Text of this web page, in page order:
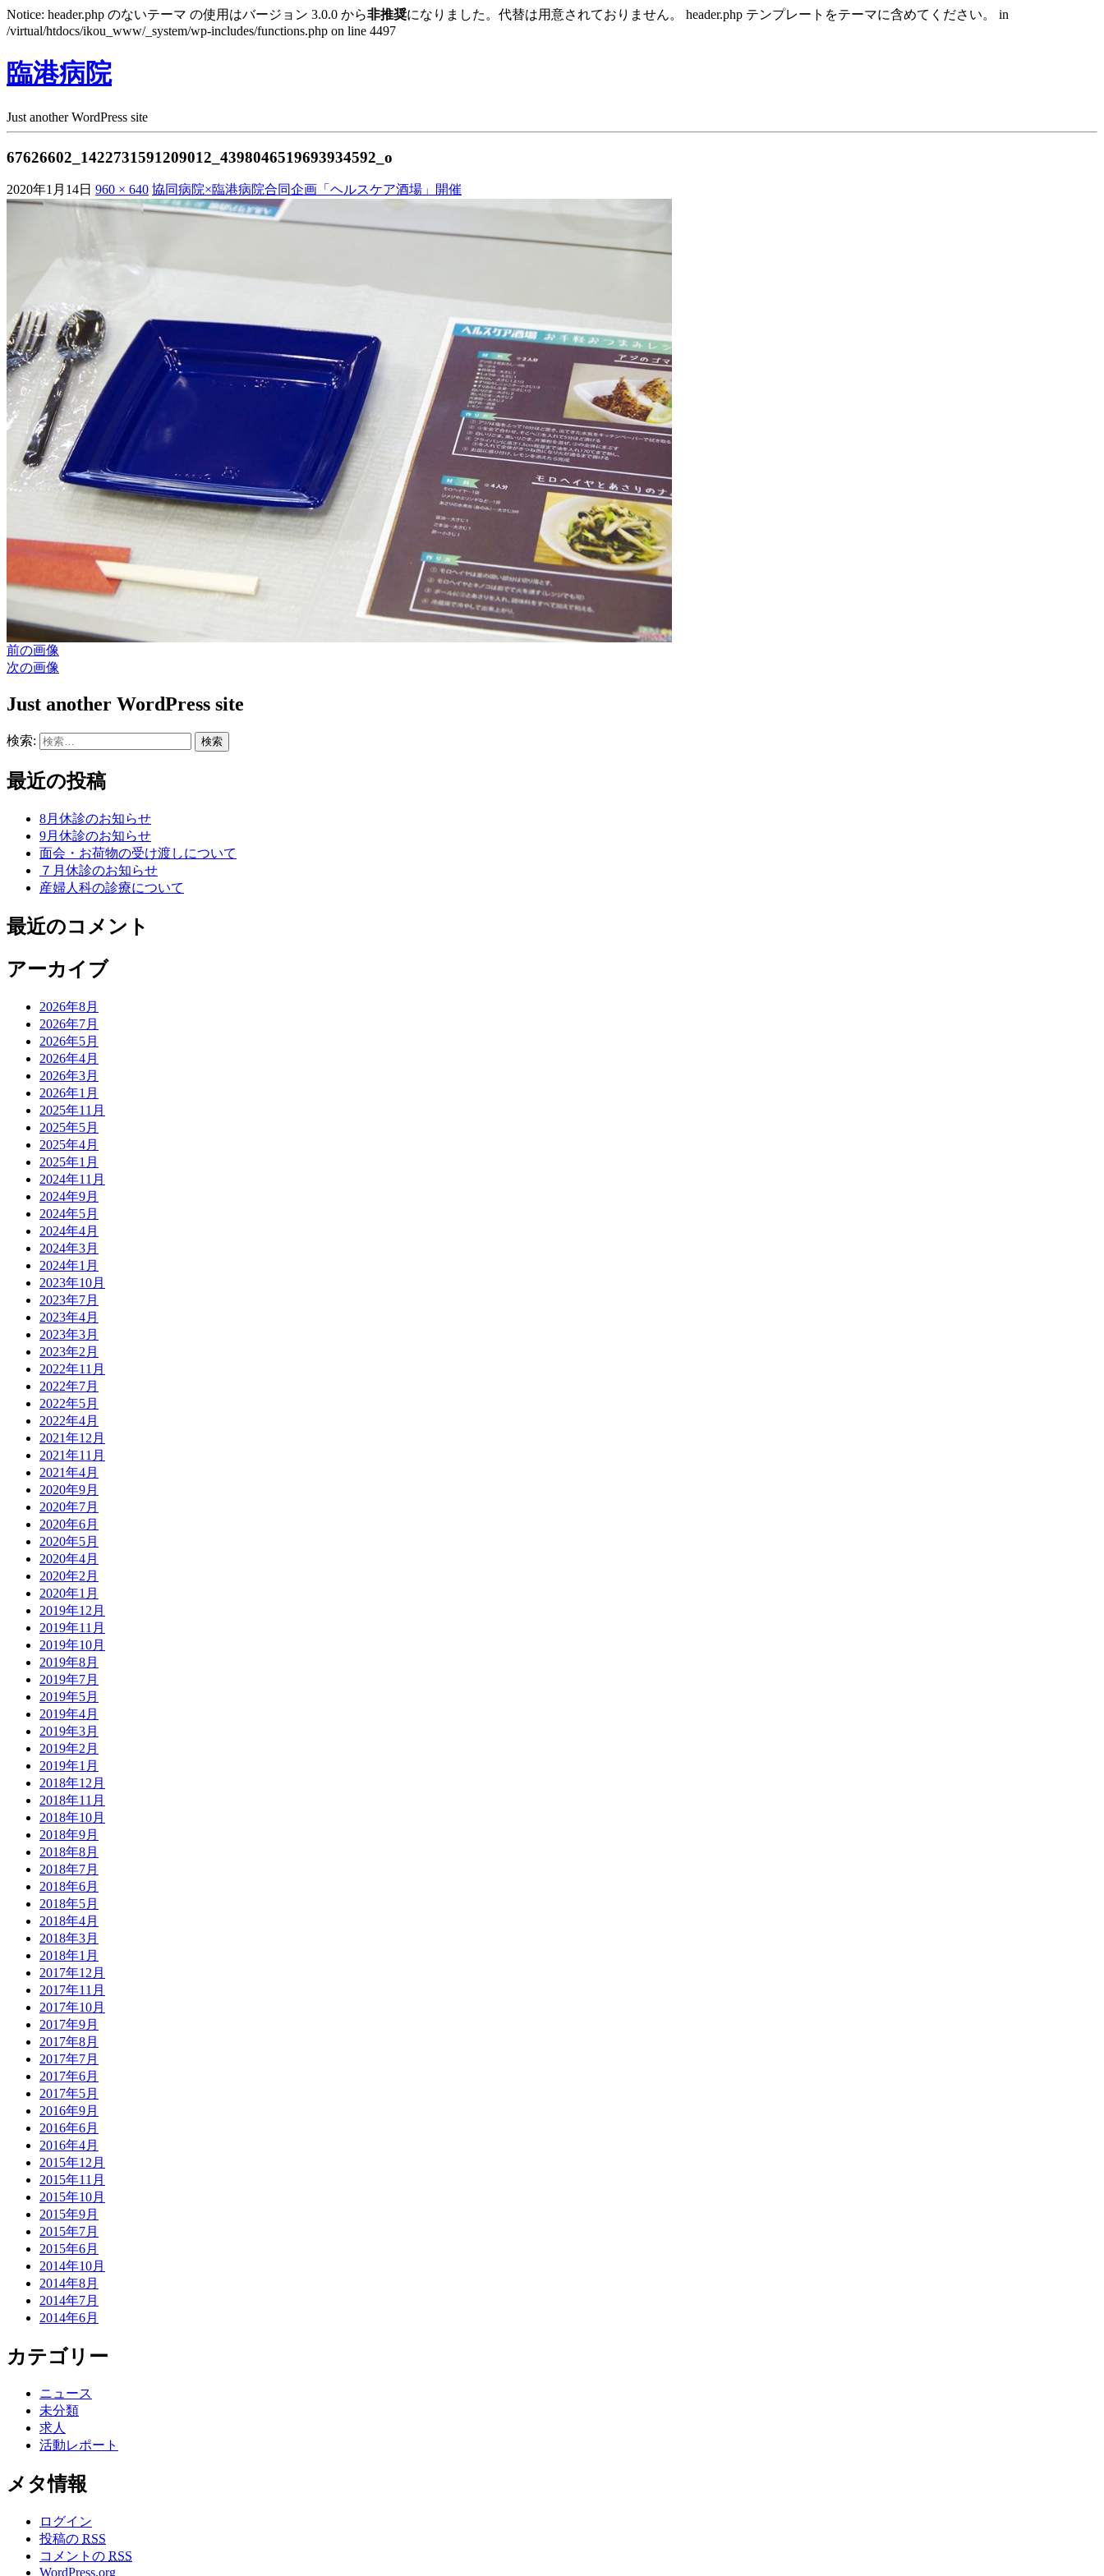
Notice: header.php のないテーマ の使用はバージョン 3.0.0 から非推奨になりました。代替は用意されておりません。 header.php テンプレートをテーマに含めてください。 in
/virtual/htdocs/ikou_www/_system/wp-includes/functions.php on line 4497
臨港病院
Just another WordPress site
67626602_1422731591209012_4398046519693934592_o
2020年1月14日 960 × 640 協同病院×臨港病院合同企画「ヘルスケア酒場」開催
前の画像
次の画像
Just another WordPress site
検索:
最近の投稿
8月休診のお知らせ
9月休診のお知らせ
面会・お荷物の受け渡しについて
７月休診のお知らせ
産婦人科の診療について
最近のコメント
アーカイブ
2026年8月
2026年7月
2026年5月
2026年4月
2026年3月
2026年1月
2025年11月
2025年5月
2025年4月
2025年1月
2024年11月
2024年9月
2024年5月
2024年4月
2024年3月
2024年1月
2023年10月
2023年7月
2023年4月
2023年3月
2023年2月
2022年11月
2022年7月
2022年5月
2022年4月
2021年12月
2021年11月
2021年4月
2020年9月
2020年7月
2020年6月
2020年5月
2020年4月
2020年2月
2020年1月
2019年12月
2019年11月
2019年10月
2019年8月
2019年7月
2019年5月
2019年4月
2019年3月
2019年2月
2019年1月
2018年12月
2018年11月
2018年10月
2018年9月
2018年8月
2018年7月
2018年6月
2018年5月
2018年4月
2018年3月
2018年1月
2017年12月
2017年11月
2017年10月
2017年9月
2017年8月
2017年7月
2017年6月
2017年5月
2016年9月
2016年6月
2016年4月
2015年12月
2015年11月
2015年10月
2015年9月
2015年7月
2015年6月
2014年10月
2014年8月
2014年7月
2014年6月
カテゴリー
ニュース
未分類
求人
活動レポート
メタ情報
ログイン
投稿の RSS
コメントの RSS
WordPress.org